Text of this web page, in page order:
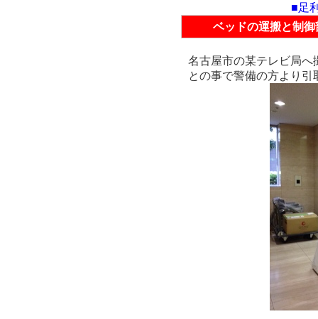
■足
ベッドの運搬と制
名古屋市の某テレビ局へ
との事で警備の方より